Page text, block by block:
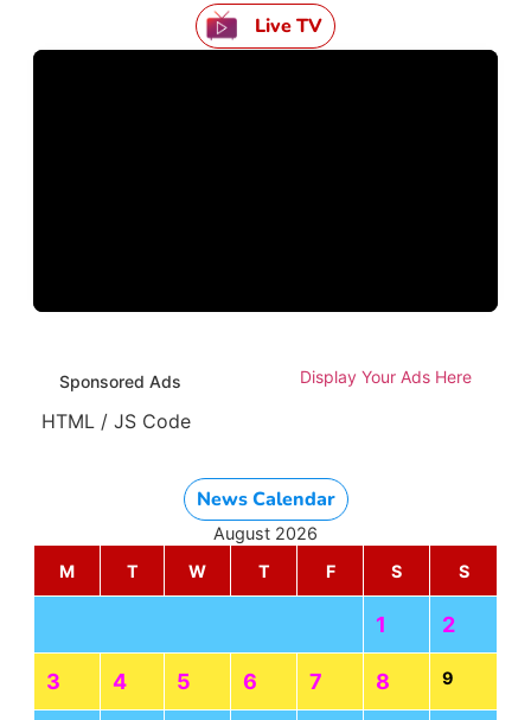
Live TV
Sponsored Ads Display Your Ads Here
HTML / JS Code
News Calendar
August 2026
M
T W T F S S
1 2
3 4 5 6 7 8 9